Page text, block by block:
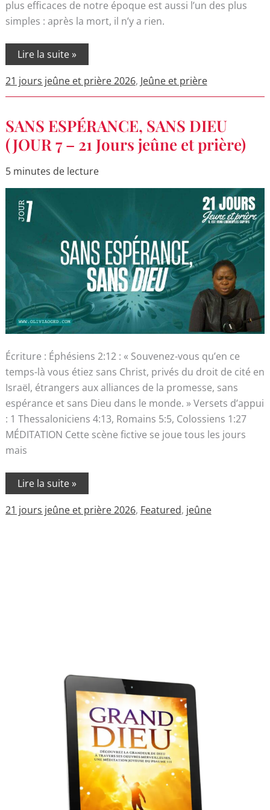
plus efficaces de notre époque est aussi l’un des plus
simples : après la mort, il n’y a rien.
Lire la suite »
21 jours jeûne et prière 2026, Jeûne et prière
SANS ESPÉRANCE, SANS DIEU
(JOUR 7 – 21 Jours jeûne et prière)
5 minutes de lecture
Écriture : Éphésiens 2:12 : « Souvenez-vous qu’en ce
temps-là vous étiez sans Christ, privés du droit de cité en
Israël, étrangers aux alliances de la promesse, sans
espérance et sans Dieu dans le monde. » Versets d’appui
: 1 Thessaloniciens 4:13, Romains 5:5, Colossiens 1:27
MÉDITATION Cette scène fictive se joue tous les jours
mais
SANS
ESPÉRANCE,
SANS
DIEU
7
–
21
Jours
jeûne
et
prière)
Lire la suite »
21 jours jeûne et prière 2026, Featured, jeûne